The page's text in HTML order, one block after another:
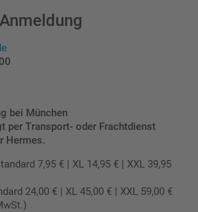
bei München
per Transport- oder Frachtdienst
Hermes.
7,95 € | XL 14,95 € | XXL 39,95
24,00 € | XL 45,00 € | XXL 59,00 €